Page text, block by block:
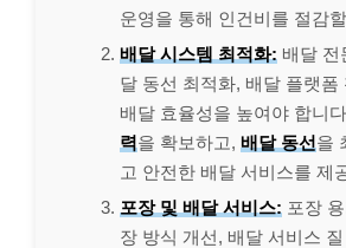
운영을 통해 인건비를 절감
배달 시스템 최적화: 배달 전
달 동선 최적화, 배달 플랫폼
배달 효율성을 높여야 합니
력을 확보하고, 배달 동선을
고 안전한 배달 서비스를 제
포장 및 배달 서비스: 포장
장 방식 개선, 배달 서비스